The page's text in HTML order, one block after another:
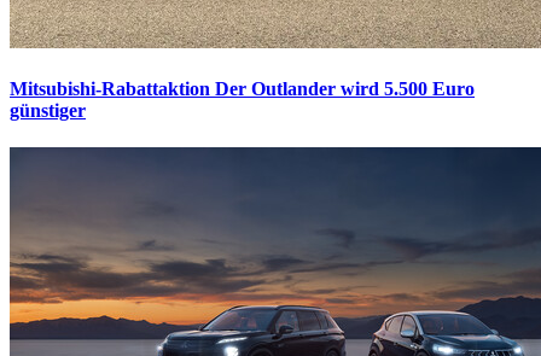
Mitsubishi-Rabattaktion Der Outlander wird 5.500 Euro
günstiger